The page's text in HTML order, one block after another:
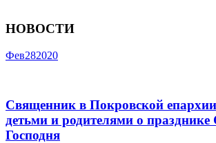
НОВОСТИ
Фев282020
Священник в Покровской епархии
детьми и родителями о празднике
Господня